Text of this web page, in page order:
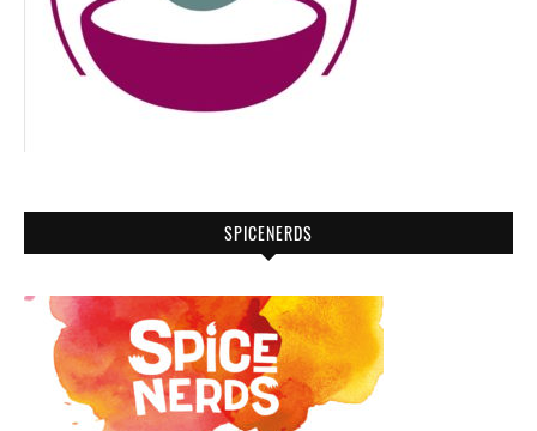
SPICENERDS